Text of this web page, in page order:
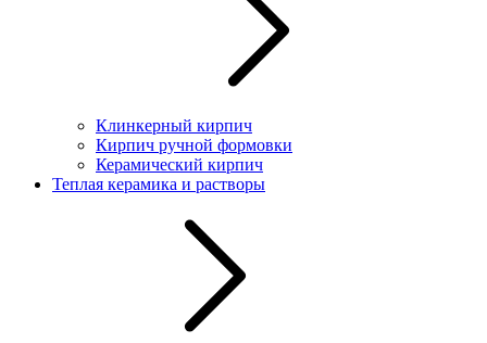
Клинкерный кирпич
Кирпич ручной формовки
Керамический кирпич
Теплая керамика и растворы